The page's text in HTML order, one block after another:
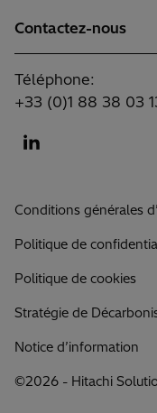
Contactez-nous
Téléphone:
+33 (0)1 88 38 03
Conditions générales
Politique de
Politique de cookies
Stratégie de
Notice d’information
©2026 - Hitachi